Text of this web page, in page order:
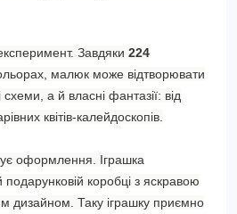
Завдяки 224
малюк може відтворювати
а й власні фантазії: від
квітів-калейдоскопів.
оформлення. Іграшка
подарунковій коробці з яскравою
дизайном. Таку іграшку приємно